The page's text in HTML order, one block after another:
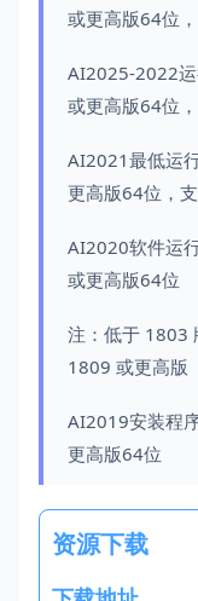
或更高版64位
AI2025-2022
或更高版64位
AI2021最低运
更高版64位，
AI2020软件运
或更高版64位
注：低于 1803
1809 或更高版
AI2019安装程
更高版64位
资源下载